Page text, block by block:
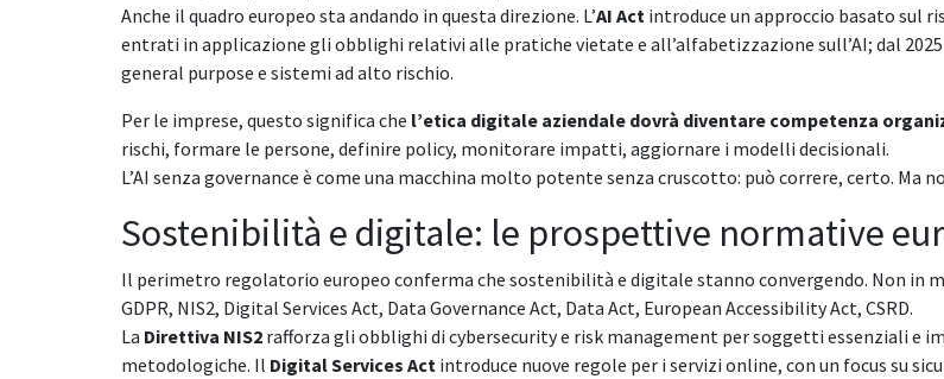
Anche il quadro europeo sta andando in questa direzione. L’AI Act introduce un approccio basato sul
entrati in applicazione gli obblighi relativi alle pratiche vietate e all’alfabetizzazione sull’AI; dal
general purpose e sistemi ad alto rischio.
Per le imprese, questo significa che l’etica digitale aziendale dovrà diventare competenza
rischi, formare le persone, definire policy, monitorare impatti, aggiornare i modelli decisionali.
L’AI senza governance è come una macchina molto potente senza cruscotto: può correre, certo. Ma
Sostenibilità e digitale: le prospettive normative
Il perimetro regolatorio europeo conferma che sostenibilità e digitale stanno convergendo. Non in
GDPR, NIS2, Digital Services Act, Data Governance Act, Data Act, European Accessibility Act, CSRD.
La Direttiva NIS2 rafforza gli obblighi di cybersecurity e risk management per soggetti essenziali e
metodologiche. Il Digital Services Act introduce nuove regole per i servizi online, con un focus su